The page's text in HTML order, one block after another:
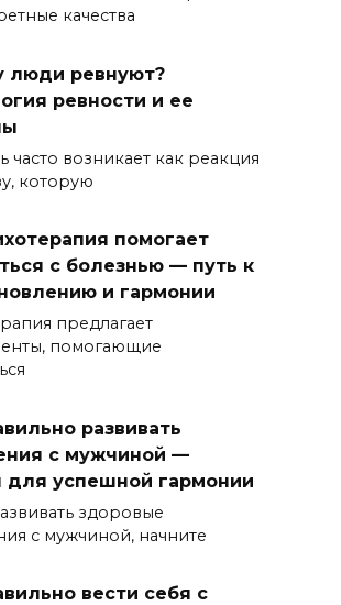
качества
люди ревнуют?
ревности и ее
часто возникает как реакция
которую
помогает
с болезнью — путь к
и гармонии
предлагает
помогающие
развивать
с мужчиной —
для успешной гармонии
здоровые
с мужчиной, начните
вести себя с